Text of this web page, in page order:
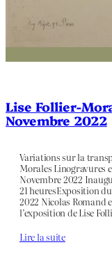
Lise Follier-
Novembre 2022
Variations sur la
Morales Linogravures
Novembre 2022
21 heuresExposition
2022 Nicolas Romand
l’exposition de Lise
Lire la suite